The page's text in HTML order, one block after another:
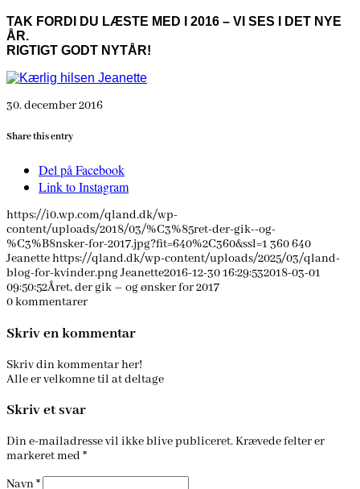
TAK FORDI DU LÆSTE MED I 2016 – VI SES I DET NYE
ÅR.
RIGTIGT GODT NYTÅR!
30. december 2016
Share this entry
Del på Facebook
Link to Instagram
https://i0.wp.com/qland.dk/wp-
content/uploads/2018/03/%C3%85ret-der-gik--og-
%C3%B8nsker-for-2017.jpg?fit=640%2C360&ssl=1 360640
Jeanettehttps://qland.dk/wp-content/uploads/2025/03/qland-
blog-for-kvinder.pngJeanette2016-12-30 16:29:532018-03-01
09:50:52Året, der gik – og ønsker for 2017
0kommentarer
Skriv en kommentar
Skriv din kommentar her!
Alle er velkomne til at deltage
Skriv et svar
Din e-mailadresse vil ikke blive publiceret.Krævede felter er
markeret med *
Navn*